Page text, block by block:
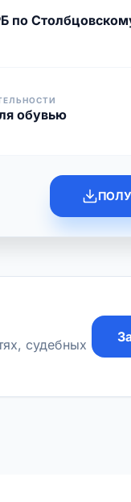
по
обувью
судебных